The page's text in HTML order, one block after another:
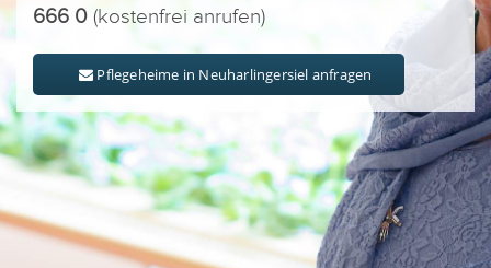
666 0 (kostenfrei anrufen)
Pflegeheime in Neuharlingersiel anfragen